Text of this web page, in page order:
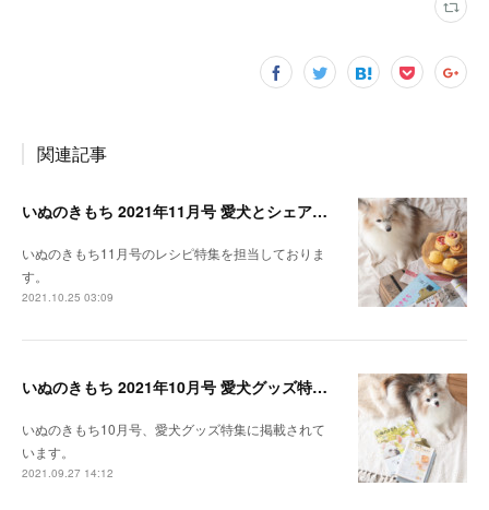
関連記事
いぬのきもち 2021年11月号 愛犬とシェアできる！レンジで作れるパンレシピ特集
いぬのきもち11月号のレシピ特集を担当しておりま
す。
2021.10.25 03:09
いぬのきもち 2021年10月号 愛犬グッズ特集レシピ掲載
いぬのきもち10月号、愛犬グッズ特集に掲載されて
います。
2021.09.27 14:12